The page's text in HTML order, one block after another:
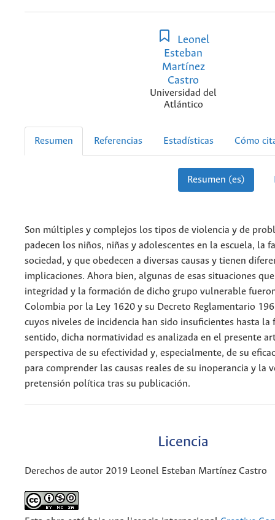
Leonel
Esteban
Martínez
Castro
Universidad del
Atlántico
Resumen Referencias Estadísticas Cómo
Resumen (es)
Son múltiples y complejos los tipos de violencia y de
padecen los niños, niñas y adolescentes en la escuela, la
sociedad, y que obedecen a diversas causas y tienen
implicaciones. Ahora bien, algunas de esas situaciones
integridad y la formación de dicho grupo vulnerable
Colombia por la Ley 1620 y su Decreto Reglamentario
cuyos niveles de incidencia han sido insuficientes hasta la
sentido, dicha normatividad es analizada en el presente
perspectiva de su efectividad y, especialmente, de su
para comprender las causas reales de su inoperancia y la
pretensión política tras su publicación.
Licencia
Derechos de autor 2019 Leonel Esteban Martínez Castro